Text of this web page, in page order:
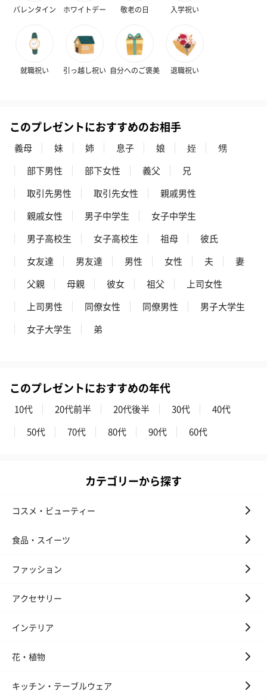
バレンタイン ホワイトデー 敬老の日 入学祝い
就職祝い 引っ越し祝い 自分へのご褒美 退職祝い
このプレゼントにおすすめのお相手
義母 妹 姉 息子 娘 姪
甥
部下男性
部下女性 義父
兄
取引先男性
取引先女性
親戚男性
親戚女性
男子中学生
女子中学生
男子高校生
女子高校生 祖母
彼氏
女友達
男友達 男性 女性 夫
妻
父親
母親 彼女 祖父
上司女性
上司男性
同僚女性 同僚男性
男子大学生
女子大学生
弟
このプレゼントにおすすめの年代
10代 20代前半 20代後半 30代
40代
50代
70代 80代 90代 60代
カテゴリーから探す
コスメ・ビューティー
食品・スイーツ
ファッション
アクセサリー
インテリア
花・植物
キッチン・テーブルウェア